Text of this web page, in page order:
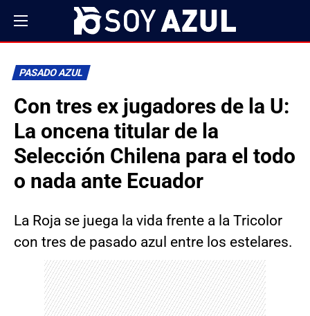
PASADO AZUL
Con tres ex jugadores de la U:
La oncena titular de la
Selección Chilena para el todo
o nada ante Ecuador
La Roja se juega la vida frente a la Tricolor
con tres de pasado azul entre los estelares.